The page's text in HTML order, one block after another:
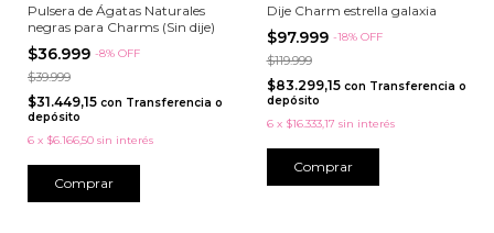
Pulsera de Ágatas Naturales
negras para Charms (Sin dije)
$36.999 -8% OFF
$39.999
$31.449,15 con Transferencia o
depósito
6 x $6.166,50 sin interés
Dije Charm estrella galaxia
$97.999 -18% OFF
$119.999
$83.299,15 con Transferencia o
depósito
6 x $16.333,17 sin interés
Comprar